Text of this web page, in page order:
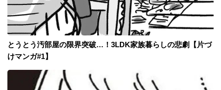
とうとう汚部屋の限界突破…！3LDK家族暮らしの悲劇【片づ
けマンガ#1】